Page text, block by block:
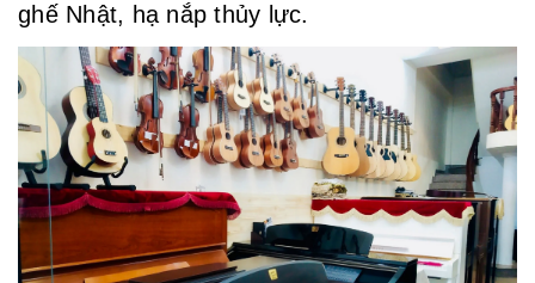
ghế Nhật, hạ nắp thủy lực.